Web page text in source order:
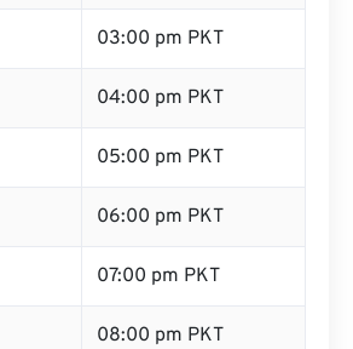
03:00 pm PKT
04:00 pm PKT
05:00 pm PKT
06:00 pm PKT
07:00 pm PKT
08:00 pm PKT